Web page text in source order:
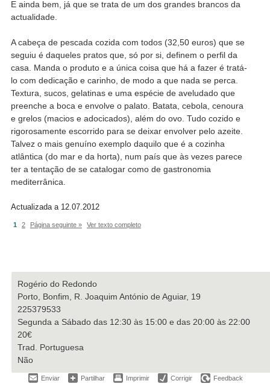
E ainda bem, já que se trata de um dos grandes brancos da
actualidade.
A cabeça de pescada cozida com todos (32,50 euros) que se
seguiu é daqueles pratos que, só por si, definem o perfil da
casa. Manda o produto e a única coisa que há a fazer é tratá-
lo com dedicação e carinho, de modo a que nada se perca.
Textura, sucos, gelatinas e uma espécie de aveludado que
preenche a boca e envolve o palato. Batata, cebola, cenoura
e grelos (macios e adocicados), além do ovo. Tudo cozido e
rigorosamente escorrido para se deixar envolver pelo azeite.
Talvez o mais genuíno exemplo daquilo que é a cozinha
atlântica (do mar e da horta), num país que às vezes parece
ter a tentação de se catalogar como de gastronomia
mediterrânica.
Actualizada a 12.07.2012
1 2 Página seguinte » Ver texto completo
Rogério do Redondo
Porto, Bonfim, R. Joaquim António de Aguiar, 19
225379533
Segunda a Sábado das 12:30 às 15:00 e das 20:00 às 22:00
20€
Trad. Portuguesa
Não
Enviar Partilhar Imprimir Corrigir Feedback